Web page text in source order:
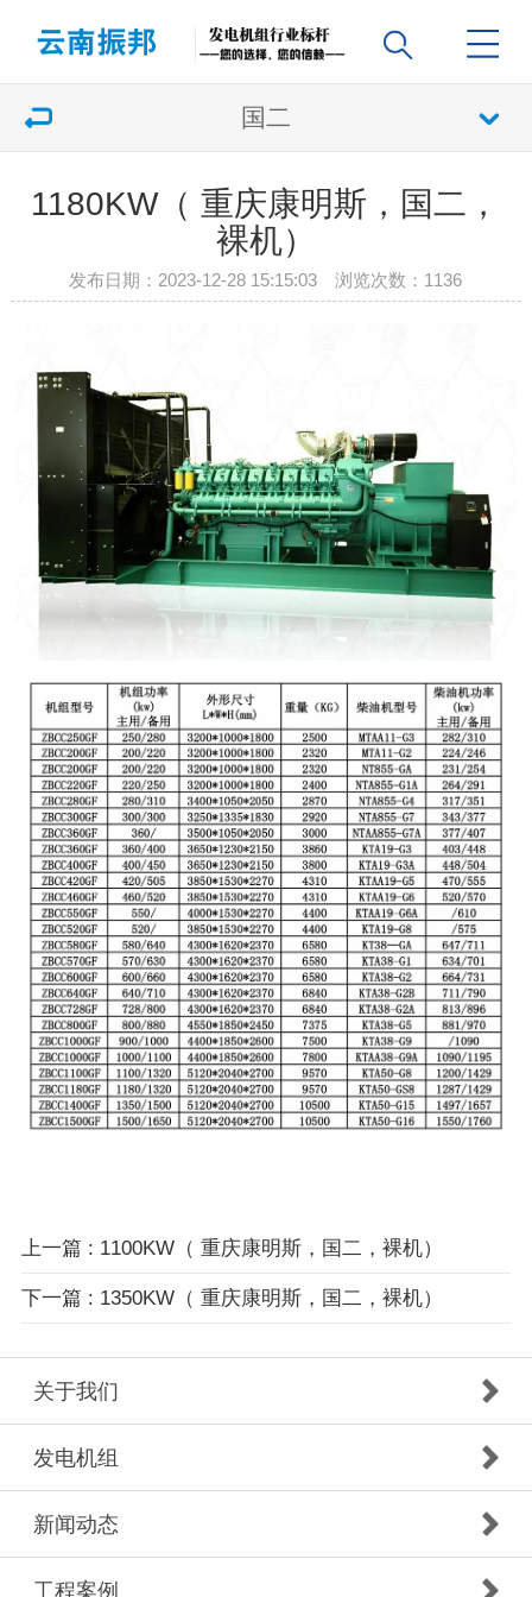
国二
1180KW（ 重庆康明斯，国二，
裸机）
发布日期：2023-12-28 15:15:03 浏览次数： 1136
上一篇 : 1100KW（ 重庆康明斯，国二，裸机）
下一篇 : 1350KW（ 重庆康明斯，国二，裸机）
关于我们
发电机组
新闻动态
工程案例